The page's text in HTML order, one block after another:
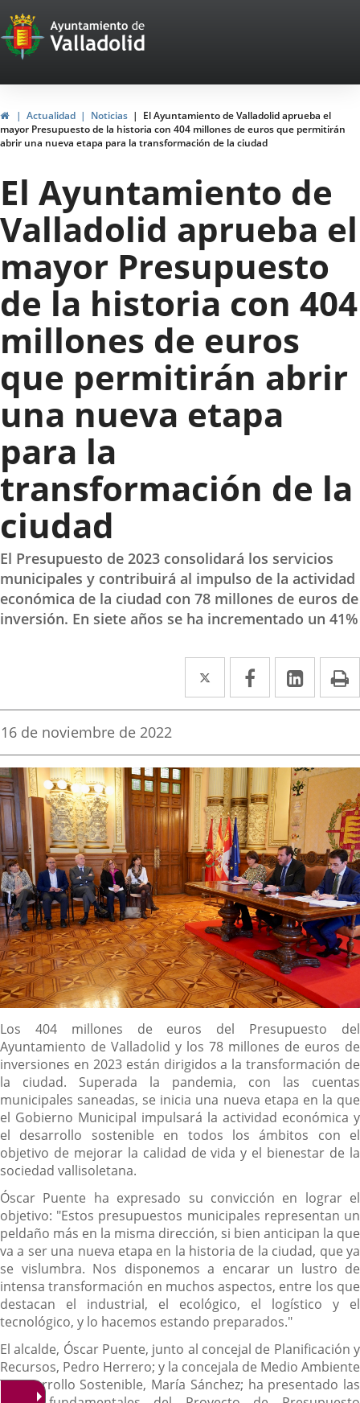
Portal
Web
del
Ayuntamiento
de
Valladolid
HomeActualidad Noticias
El Ayuntamiento de Valladolid aprueba el
mayor Presupuesto de la historia con 404 millones de euros que permitirán
abrir una nueva etapa para la transformación de la ciudad
El Ayuntamiento de
Valladolid aprueba el
mayor Presupuesto
de la historia con 404
millones de euros
que permitirán abrir
una nueva etapa
para la
transformación de la
ciudad
El Presupuesto de 2023 consolidará los servicios
municipales y contribuirá al impulso de la actividad
económica de la ciudad con 78 millones de euros de
inversión. En siete años se ha incrementado un 41%
Twitter
Enlace
a
aplicación
externa.
Facebook
Enlace
a
aplicación
externa.
Enlace
a
Fecha
la
noticia
16 de noviembre de 2022
Descripción
Los 404 millones de euros del Presupuesto del
Ayuntamiento de Valladolid y los 78 millones de euros de
inversiones en 2023 están dirigidos a la transformación de
la ciudad. Superada la pandemia, con las cuentas
municipales saneadas, se inicia una nueva etapa en la que
el Gobierno Municipal impulsará la actividad económica y
el desarrollo sostenible en todos los ámbitos con el
objetivo de mejorar la calidad de vida y el bienestar de la
sociedad vallisoletana.
Óscar Puente ha expresado su convicción en lograr el
objetivo: "Estos presupuestos municipales representan un
peldaño más en la misma dirección, si bien anticipan la que
va a ser una nueva etapa en la historia de la ciudad, que ya
se vislumbra. Nos disponemos a encarar un lustro de
intensa transformación en muchos aspectos, entre los que
destacan el industrial, el ecológico, el logístico y el
tecnológico, y lo hacemos estando preparados."
El alcalde, Óscar Puente, junto al concejal de Planificación y
Recursos, Pedro Herrero; y la concejala de Medio Ambiente
y Desarrollo Sostenible, María Sánchez; ha presentado las